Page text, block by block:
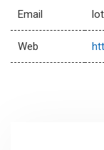
Email
Web